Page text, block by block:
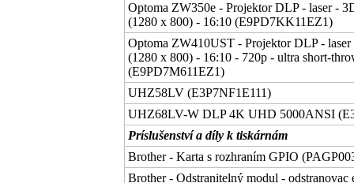
Optoma ZW350e - Projektor DLP - laser -
(1280 x 800) - 16:10 (E9PD7KK11EZ1)
Optoma ZW410UST - Projektor DLP -
(1280 x 800) - 16:10 - 720p - ultra short-
(E9PD7M611EZ1)
UHZ58LV (E3P7NF1E111)
UHZ68LV-W DLP 4K UHD 5000ANSI
Príslušenství a díly k tiskárnám
Brother - Karta s rozhraním GPIO
Brother - Odstranitelný modul - odstranovac